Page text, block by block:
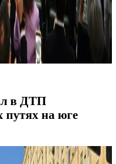
в ДТП
на юге